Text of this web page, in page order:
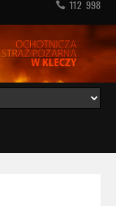
112 998